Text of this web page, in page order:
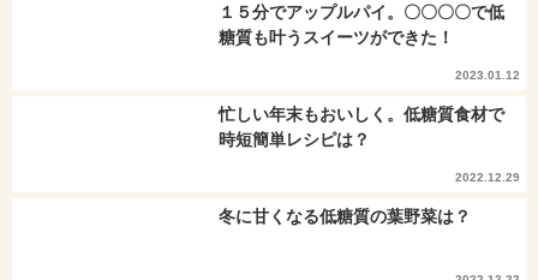
１５分でアップルパイ。〇〇〇〇で低
糖質も叶うスイーツができた！
2023.01.12
忙しい年末もおいしく。低糖質食材で
時短簡単レシピは？
2022.12.29
冬に甘くなる低糖質の葉野菜は？